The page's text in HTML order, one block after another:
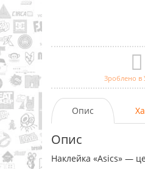
Зроблено в
Опис
Опис
Наклейка «Asics» —